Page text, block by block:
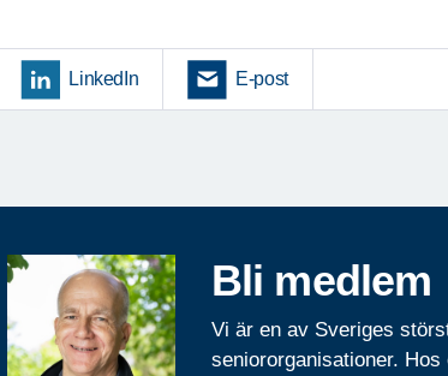
LinkedIn E-post
Bli medlem
Vi är en av Sveriges
seniororganisationer. Hos